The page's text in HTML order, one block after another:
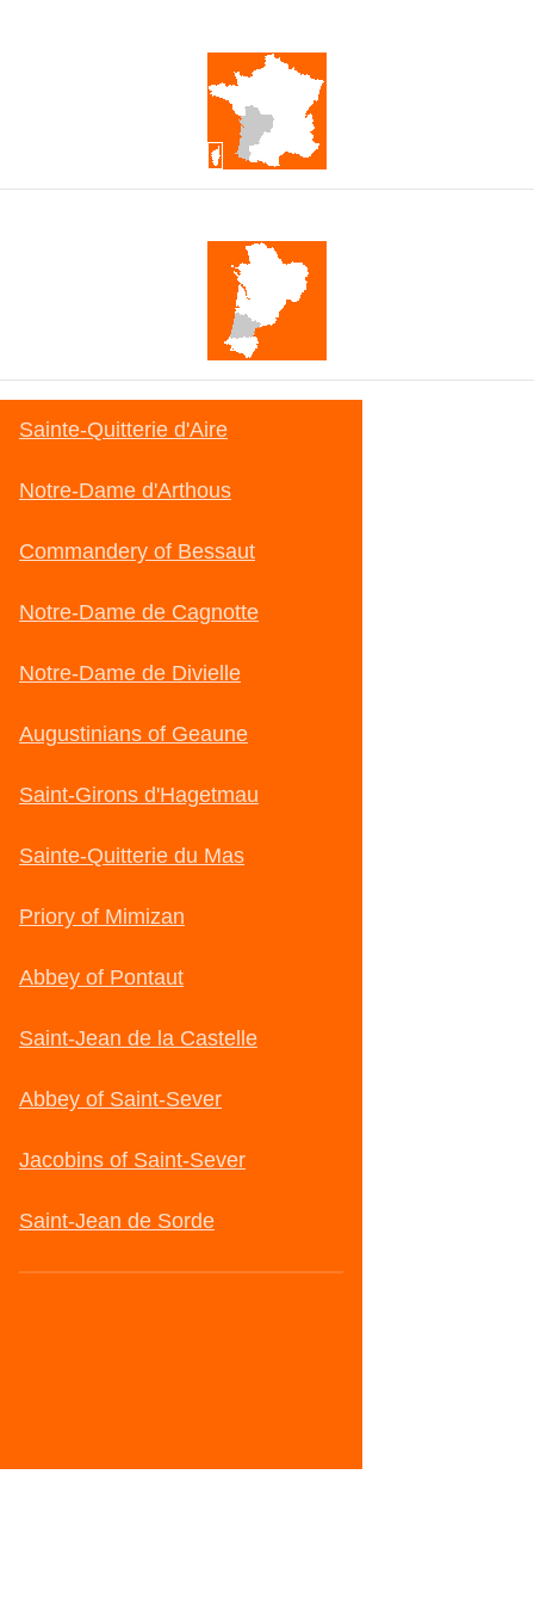
Sainte-Quitterie d'Aire
Notre-Dame d'Arthous
Commandery of Bessaut
Notre-Dame de Cagnotte
Notre-Dame de Divielle
Augustinians of Geaune
Saint-Girons d'Hagetmau
Sainte-Quitterie du Mas
Priory of Mimizan
Abbey of Pontaut
Saint-Jean de la Castelle
Abbey of Saint-Sever
Jacobins of Saint-Sever
Saint-Jean de Sorde